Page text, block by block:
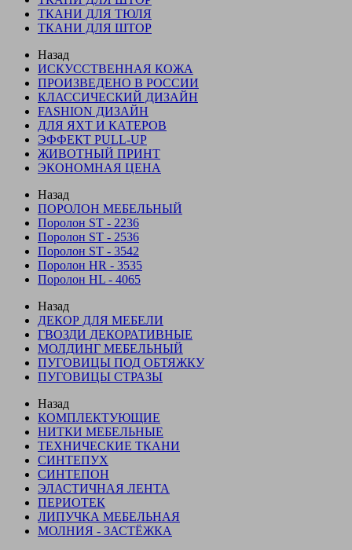
ТКАНИ ДЛЯ ТЮЛЯ
ТКАНИ ДЛЯ ШТОР
Назад
ИСКУССТВЕННАЯ КОЖА
ПРОИЗВЕДЕНО В РОССИИ
КЛАССИЧЕСКИЙ ДИЗАЙН
FASHION ДИЗАЙН
ДЛЯ ЯХТ И КАТЕРОВ
ЭФФЕКТ PULL-UP
ЖИВОТНЫЙ ПРИНТ
ЭКОНОМНАЯ ЦЕНА
Назад
ПОРОЛОН МЕБЕЛЬНЫЙ
Поролон ST - 2236
Поролон ST - 2536
Поролон ST - 3542
Поролон HR - 3535
Поролон HL - 4065
Назад
ДЕКОР ДЛЯ МЕБЕЛИ
ГВОЗДИ ДЕКОРАТИВНЫЕ
МОЛДИНГ МЕБЕЛЬНЫЙ
ПУГОВИЦЫ ПОД ОБТЯЖКУ
ПУГОВИЦЫ СТРАЗЫ
Назад
КОМПЛЕКТУЮЩИЕ
НИТКИ МЕБЕЛЬНЫЕ
ТЕХНИЧЕСКИЕ ТКАНИ
СИНТЕПУХ
СИНТЕПОН
ЭЛАСТИЧНАЯ ЛЕНТА
ПЕРИОТЕК
ЛИПУЧКА МЕБЕЛЬНАЯ
МОЛНИЯ - ЗАСТЁЖКА